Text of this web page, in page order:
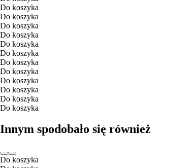
Do koszyka
Do koszyka
Do koszyka
Do koszyka
Do koszyka
Do koszyka
Do koszyka
Do koszyka
Do koszyka
Do koszyka
Do koszyka
Do koszyka
Innym spodobało się również
Do koszyka